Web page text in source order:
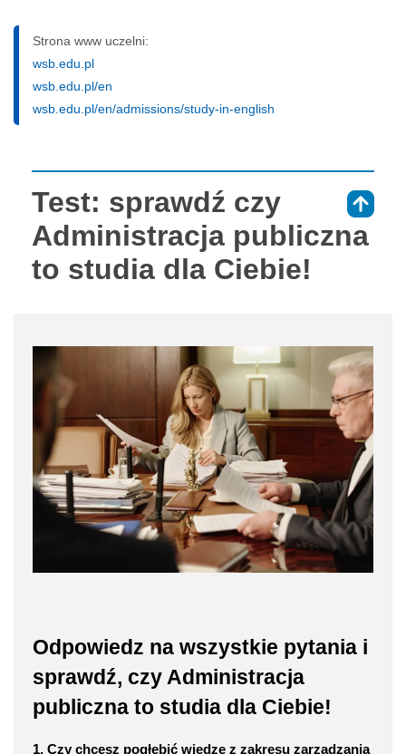
Strona www uczelni:
wsb.edu.pl
wsb.edu.pl/en
wsb.edu.pl/en/admissions/study-in-english
Test: sprawdź czy
Administracja publiczna
to studia dla Ciebie!
Odpowiedz na wszystkie pytania i
sprawdź, czy Administracja
publiczna to studia dla Ciebie!
1. Czy chcesz pogłębić wiedzę z zakresu zarządzania